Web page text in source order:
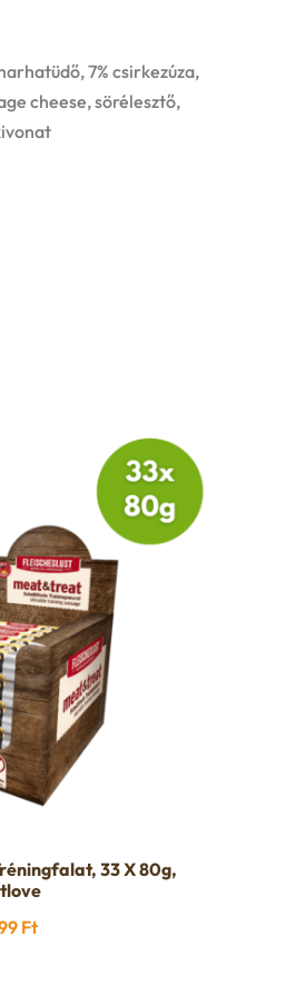
7% csirkezúza,
cheese, sörélesztő,
33 X 80g,
Ft